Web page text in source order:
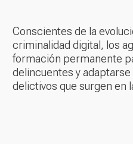
Conscientes de la
criminalidad digital, los
formación permanente
delincuentes y
delictivos que surgen en